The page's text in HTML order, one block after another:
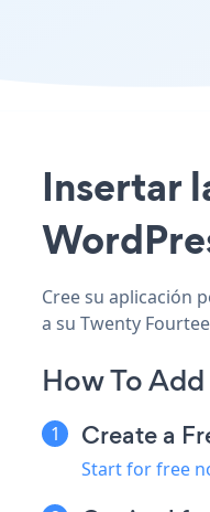
Insertar
Cree su aplicación
a su Twenty
How To
Create a
Start for free